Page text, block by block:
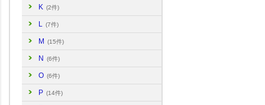
K (2件)
L (7件)
M (15件)
N (6件)
O (6件)
P (14件)